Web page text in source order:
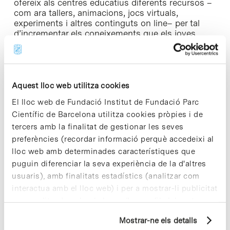
Aquest lloc web utilitza cookies
El lloc web de Fundació Institut de Fundació Parc
Científic de Barcelona utilitza cookies pròpies i de
tercers amb la finalitat de gestionar les seves
preferències (recordar informació perquè accedeixi al
lloc web amb determinades característiques que
puguin diferenciar la seva experiència de la d'altres
usuaris), amb finalitats estadístics (analitzar com
interactua amb el lloc web) i per a mostrar-li publicitat
personalitzada sobre la base d'un perfil elaborat a
pàgines visitades). Per a obtenir més informació sobre
Mostrar-ne els detalls
ofereix als centres educatius diferents recursos –
com ara tallers, animacions, jocs virtuals,
experiments i altres continguts on line– per tal
d’incrementar els coneixements que els joves
europeus tenen en aquest àmbit, fomentar
vocacions científiques i promoure l’acceptació
social d’aquestes noves tecnologies, en un
emergint. Des que va posar-se en marxa, ara fa
150.000 visites, i ha comptat amb la participació
de centres educatius de més de 100 països de tot
el món.
«Nanoyou» es una de les múltiples iniciatives
promogudes pel programa de difusió de la ciència
«Recerca en Societat » del Parc Científic Barcelona,
que organitza més de 120 activitats presencials
gratuïtes en què participen prop de 6.000
persones anualment. Darrerrament aquest
primer portal europeu dirigit a la comunitat